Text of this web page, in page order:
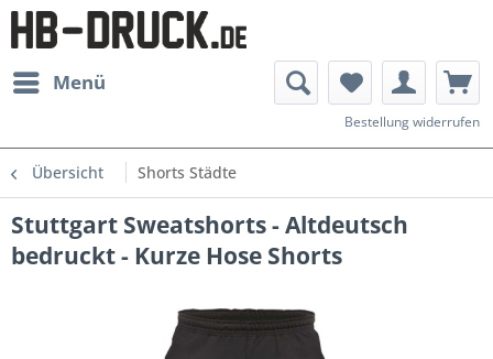
Menü
Bestellung widerrufen
Übersicht Shorts Städte
Stuttgart Sweatshorts - Altdeutsch
bedruckt - Kurze Hose Shorts